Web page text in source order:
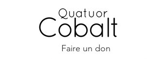
Faire un don